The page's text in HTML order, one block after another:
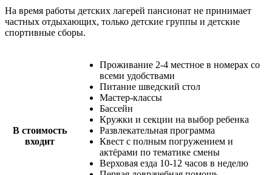
На время работы детских лагерей пансионат не принимает
частных отдыхающих, только детские группы и детские
спортивные сборы.
В стоимость
входит
Проживание 2-4 местное в номерах со
всеми удобствами
Питание шведский стол
Мастер-классы
Бассейн
Кружки и секции на выбор ребенка
Развлекательная программа
Квест с полным погружением и
актёрами по тематике смены
Верховая езда 10-12 часов в неделю